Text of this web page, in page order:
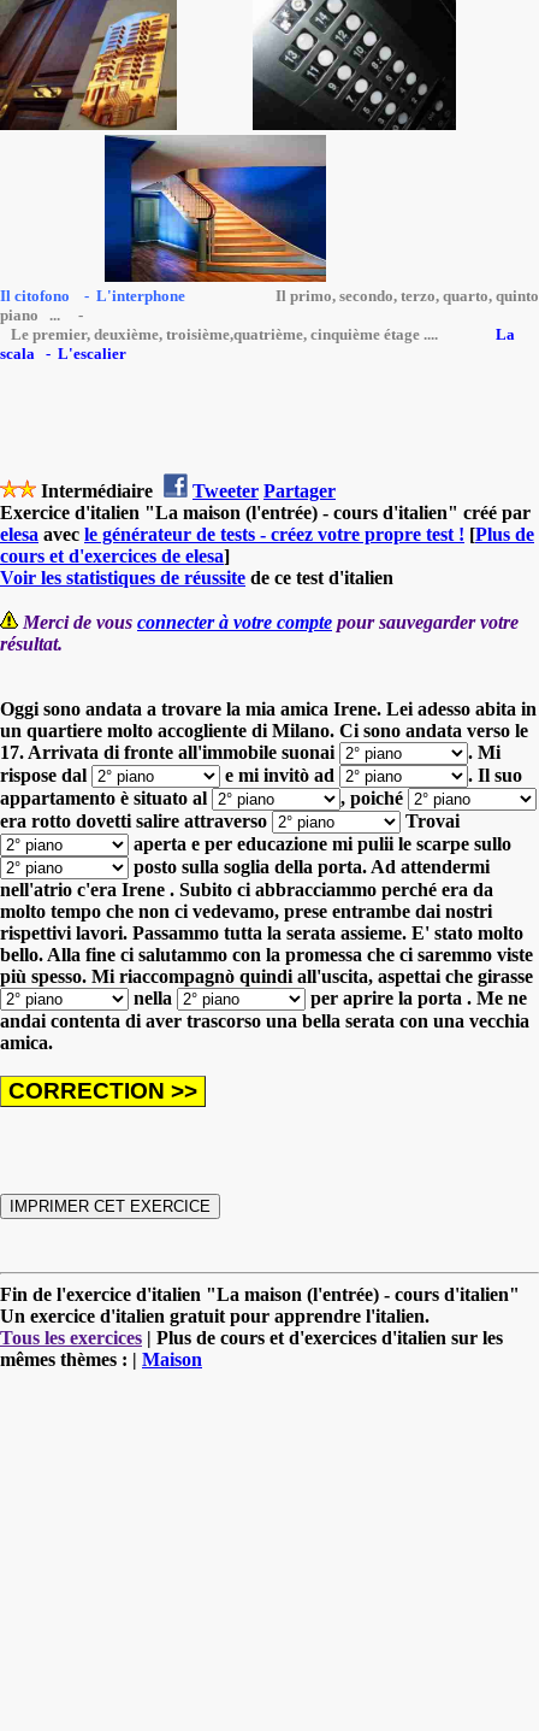
Il citofono - L'interphone Il primo, secondo, terzo, quarto, quinto
piano ... -
Le premier, deuxième, troisième,quatrième, cinquième étage ....
La
scala - L'escalier
Intermédiaire Tweeter Partager
Exercice d'italien "La maison (l'entrée) - cours d'italien" créé par
elesa avec le générateur de tests - créez votre propre test ! [Plus de
cours et d'exercices de elesa]
Voir les statistiques de réussite de ce test d'italien
Merci de vous connecter à votre compte pour sauvegarder votre
résultat.
Oggi sono andata a trovare la mia amica Irene. Lei adesso abita in
un quartiere molto accogliente di Milano. Ci sono andata verso le
17. Arrivata di fronte all'immobile suonai
. Mi
rispose dal
e mi invitò ad . Il suo
appartamento è situato al
, poiché
era rotto dovetti salire attraverso
Trovai
aperta e per educazione mi pulii le scarpe sullo
posto sulla soglia della porta. Ad attendermi
nell'atrio c'era Irene . Subito ci abbracciammo perché era da
molto tempo che non ci vedevamo, prese entrambe dai nostri
rispettivi lavori. Passammo tutta la serata assieme. E' stato molto
bello. Alla fine ci salutammo con la promessa che ci saremmo viste
più spesso. Mi riaccompagnò quindi all'uscita, aspettai che girasse
nella
per aprire la porta . Me ne
andai contenta di aver trascorso una bella serata con una vecchia
amica.
Fin de l'exercice d'italien "La maison (l'entrée) - cours d'italien"
Un exercice d'italien gratuit pour apprendre l'italien.
Tous les exercices | Plus de cours et d'exercices d'italien sur les
mêmes thèmes : | Maison